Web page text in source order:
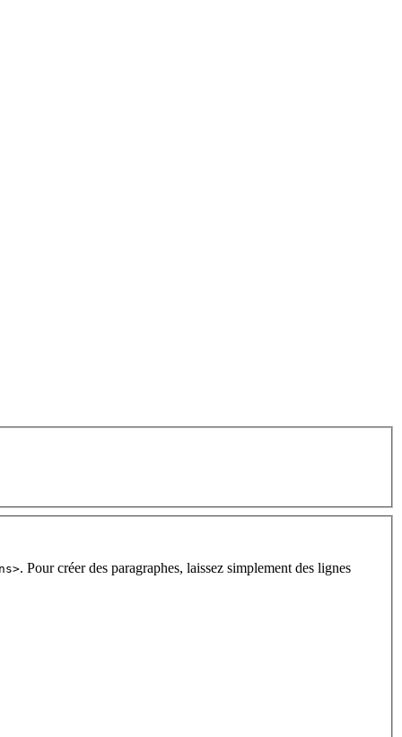
. Pour créer des paragraphes, laissez simplement des lignes